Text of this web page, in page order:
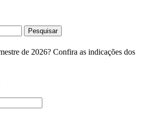
de 2026? Confira as indicações dos